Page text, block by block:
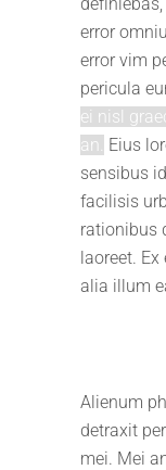
error
error vim
pericula
ei nisl
an. Eius
sensibus
facilisis
rationibus
laoreet.
alia illum
Alienum
detraxit
mei. Mei